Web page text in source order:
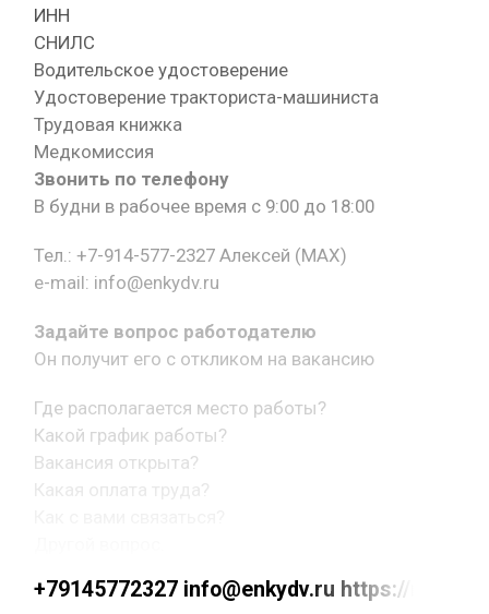
ИНН
СНИЛС
Водительское удостоверение
Удостоверение тракториста-машиниста
Трудовая книжка
Медкомиссия
Звонить по телефону
В будни в рабочее время с 9:00 до 18:00
Тел.: +7-914-577-2327 Алексей (MAX)
e-mail: info@enkydv.ru
Задайте вопрос работодателю
Он получит его с откликом на вакансию
Где располагается место работы?
Какой график работы?
Вакансия открыта?
Какая оплата труда?
+79145772327 info@enkydv.ru https://